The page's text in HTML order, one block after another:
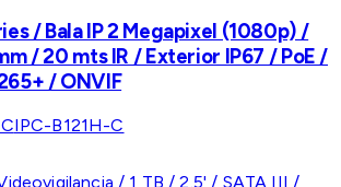
/ Bala IP 2 Megapixel (1080p) /
/ 20 mts IR / Exterior IP67 / PoE /
/ ONVIF
IPC-B121H-C